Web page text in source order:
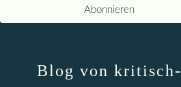
Blog von kritisch-